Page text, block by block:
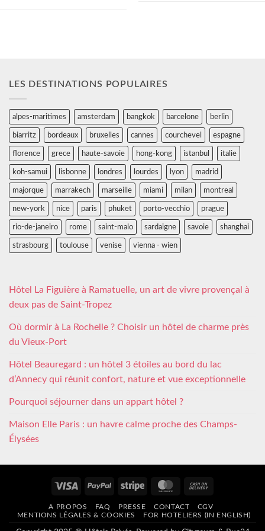
LES DESTINATIONS POPULAIRES
alpes-maritimes amsterdam bangkok barcelone berlin
biarritz bordeaux bruxelles cannes courchevel espagne
florence grece haute-savoie hong-kong istanbul italie
koh-samui lisbonne londres lourdes lyon madrid
majorque marrakech marseille miami milan montreal
new-york nice paris phuket porto-vecchio prague
rio-de-janeiro rome saint-malo sardaigne savoie shanghai
strasbourg toulouse venise vienna - wien
Hôtel La Figuière à Ramatuelle, un art de vivre provençal à
deux pas de Saint-Tropez
Où dormir à La Rochelle ? Choisir un hôtel de charme près
du Vieux-Port
Hôtel Beauregard : un hôtel 3 étoiles au bord du lac
d’Annecy qui réunit confort, nature et vue exceptionnelle
Pourquoi séjourner dans un appart hôtel ?
Maison Elle Paris : un havre calme proche des Champs-
Élysées
Visa PayPal Stripe MasterCard
Delivery
A PROPOS FAQ PRESSE CONTACT
CGV
MENTIONS LÉGALES & COOKIES
FOR HOTELIERS (IN ENGLISH)